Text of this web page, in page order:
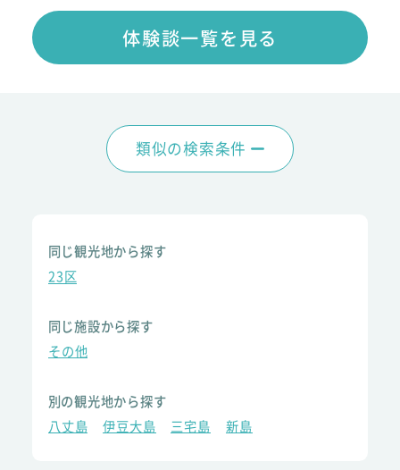
体験談一覧を見る
類似の検索条件
同じ観光地から探す
23区
同じ施設から探す
その他
別の観光地から探す
八丈島
伊豆大島 三宅島 新島